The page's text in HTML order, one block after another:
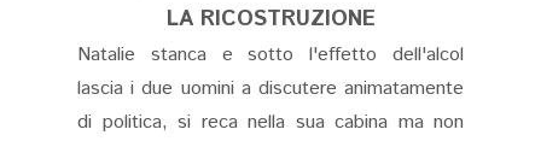
LA RICOSTRUZIONE
Natalie stanca e sotto l'effetto dell'alcol
lascia i due uomini a discutere animatamente
di politica, si reca nella sua cabina ma non